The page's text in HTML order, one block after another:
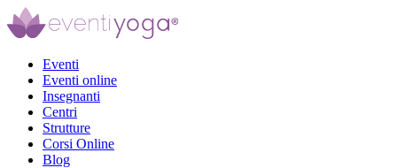
Eventi
Eventi online
Insegnanti
Centri
Strutture
Corsi Online
Blog